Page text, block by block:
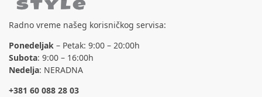
Radno vreme našeg korisničkog servisa:
Ponedeljak – Petak: 9:00 – 20:00h
Subota: 9:00 – 16:00h
Nedelja: NERADNA
+381 60 088 28 03